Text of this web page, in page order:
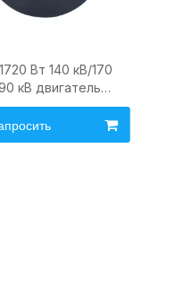
Вт 140 кВ/170
кВ двигатель
тока с валом D
BLDC
двигатель для